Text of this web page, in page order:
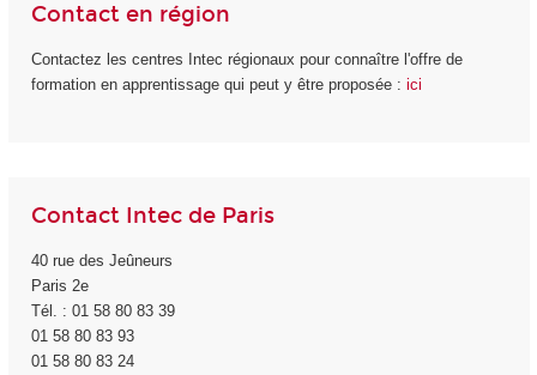
Contact en région
Contactez les centres Intec régionaux pour connaître l'offre de
formation en apprentissage qui peut y être proposée : ici
Contact Intec de Paris
40 rue des Jeûneurs
Paris 2e
Tél. : 01 58 80 83 39
01 58 80 83 93
01 58 80 83 24